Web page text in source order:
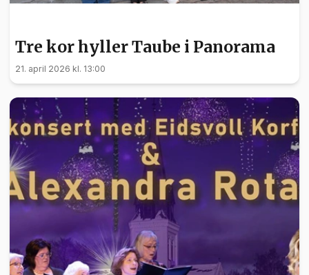
Tre kor hyller Taube i Panorama
21. april 2026 kl. 13:00